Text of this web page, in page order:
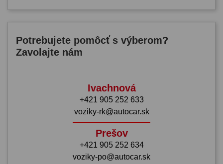
Potrebujete pomôcť s výberom?
Zavolajte nám
Ivachnová
+421 905 252 633
voziky-rk@autocar.sk
Prešov
+421 905 252 634
voziky-po@autocar.sk